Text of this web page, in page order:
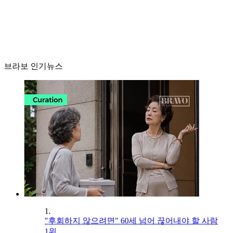
브라보 인기뉴스
1.
"후회하지 않으려면" 60세 넘어 끊어내야 할 사람